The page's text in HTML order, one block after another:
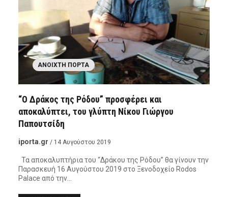
ΑΝΟΙΧΤΉ ΠΌΡΤΑ
“Ο Δράκος της Ρόδου” προσφέρει και
αποκαλύπτει, του γλύπτη Νίκου Γιώργου
Παπουτσίδη
iporta.gr / 14 Αυγούστου 2019
Τα αποκαλυπτήρια του “Δράκου της Ρόδου” θα γίνουν την
Παρασκευή 16 Αυγούστου 2019 στο Ξενοδοχείο Rodos
Palace από την…